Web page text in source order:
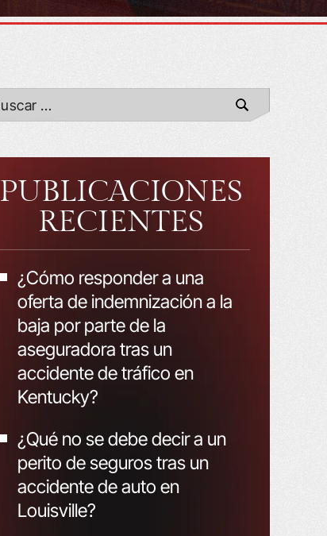
PUBLICACIONES
RECIENTES
¿Cómo responder a una
oferta de indemnización a la
baja por parte de la
aseguradora tras un
accidente de tráfico en
Kentucky?
¿Qué no se debe decir a un
perito de seguros tras un
accidente de auto en
Louisville?